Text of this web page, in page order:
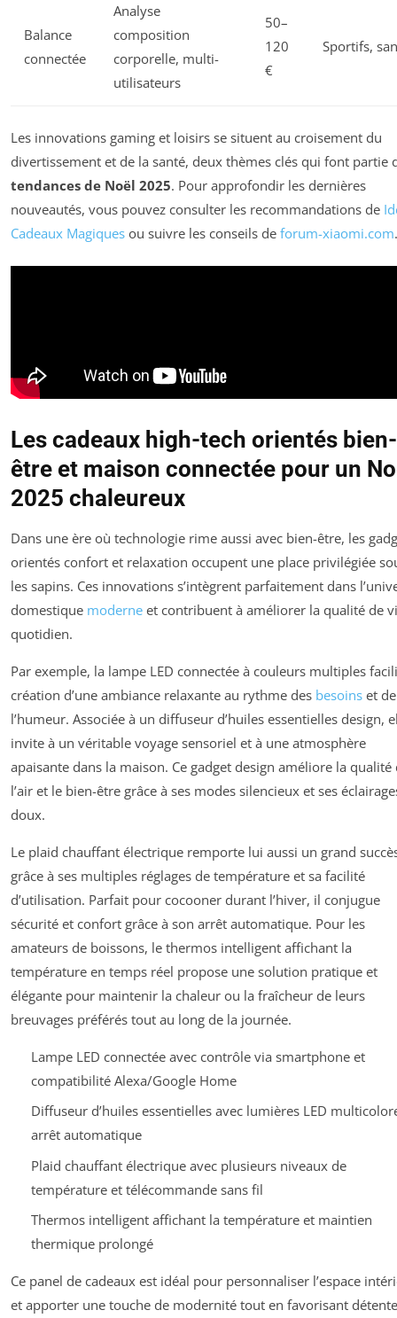
Balance
connectée
Analyse
composition
corporelle, multi-
utilisateurs
50–
120
€
Sportifs,
Les innovations gaming et loisirs se situent au croisement du
divertissement et de la santé, deux thèmes clés qui font partie
tendances de Noël 2025. Pour approfondir les dernières
nouveautés, vous pouvez consulter les recommandations de
Cadeaux Magiques ou suivre les conseils de forum-xiaomi.com.
Les cadeaux high-tech orientés bien-
être et maison connectée pour un
2025 chaleureux
Dans une ère où technologie rime aussi avec bien-être, les
orientés confort et relaxation occupent une place privilégiée
les sapins. Ces innovations s’intègrent parfaitement dans
domestique moderne et contribuent à améliorer la qualité de
quotidien.
Par exemple, la lampe LED connectée à couleurs multiples
création d’une ambiance relaxante au rythme des besoins et de
l’humeur. Associée à un diffuseur d’huiles essentielles design,
invite à un véritable voyage sensoriel et à une atmosphère
apaisante dans la maison. Ce gadget design améliore la qualité
l’air et le bien-être grâce à ses modes silencieux et ses
doux.
Le plaid chauffant électrique remporte lui aussi un grand
grâce à ses multiples réglages de température et sa facilité
d’utilisation. Parfait pour cocooner durant l’hiver, il conjugue
sécurité et confort grâce à son arrêt automatique. Pour les
amateurs de boissons, le thermos intelligent affichant la
température en temps réel propose une solution pratique et
élégante pour maintenir la chaleur ou la fraîcheur de leurs
breuvages préférés tout au long de la journée.
Lampe LED connectée avec contrôle via smartphone et
compatibilité Alexa/Google Home
Diffuseur d’huiles essentielles avec lumières LED
arrêt automatique
Plaid chauffant électrique avec plusieurs niveaux de
température et télécommande sans fil
Thermos intelligent affichant la température et maintien
thermique prolongé
Ce panel de cadeaux est idéal pour personnaliser l’espace
et apporter une touche de modernité tout en favorisant